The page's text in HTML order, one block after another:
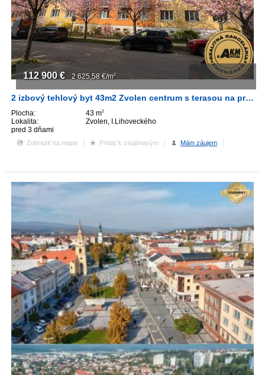
2 izbový tehlový byt 43m2 Zvolen centrum s terasou na predaj
Plocha: 43 m2
Lokalita:
Zvolen, I.Lihoveckého
pred 3 dňami
112 900 € 2 625,58 €/m2
Zobraziť na mape Pridať k zaujímavým Mám záujem